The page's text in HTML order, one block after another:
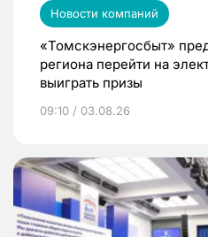
Новости компаний
«Томскэнергосбыт»
региона перейти на
выиграть призы
09:10 / 03.08.26